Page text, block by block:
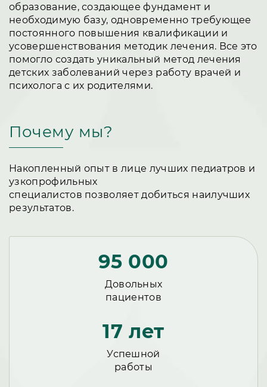
образование, создающее фундамент и
необходимую базу, одновременно требующее
постоянного повышения квалификации и
усовершенствования методик лечения. Все это
помогло создать уникальный метод лечения
детских заболеваний через работу врачей и
психолога с их родителями.
Почему мы?
Накопленный опыт в лице лучших педиатров и
узкопрофильных
специалистов позволяет добиться наилучших
результатов.
95 000
Довольных
пациентов
17 лет
Успешной
работы